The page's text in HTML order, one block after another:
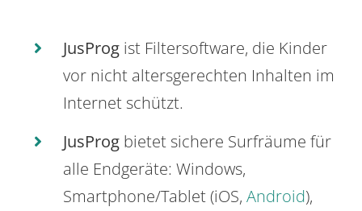
JusProg ist Filtersoftware, die Kinder
vor nicht altersgerechten Inhalten im
Internet schützt.
JusProg bietet sichere Surfräume für
alle Endgeräte: Windows,
Smartphone/Tablet (iOS, Android),